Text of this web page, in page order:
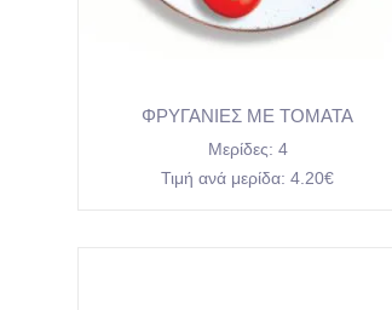
ΦΡΥΓΑΝΙΕΣ ΜΕ ΤΟΜΑΤΑ
Μερίδες: 4
Τιμή ανά μερίδα: 4.20€